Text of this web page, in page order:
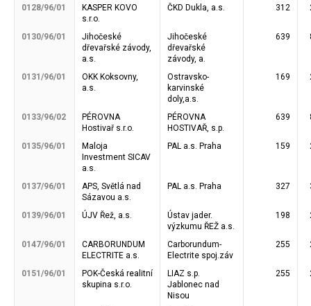
0128/96/01
KASPER KOVO
s.r.o.
ČKD Dukla, a.s. 312
0130/96/01
Jihočeské
dřevařské závody,
a.s.
Jihočeské
dřevařské
závody, a.
639
0131/96/01
OKK Koksovny,
a.s.
Ostravsko-
karvinské
doly,a.s.
169
0133/96/02
PÉROVNA
Hostivař s.r.o.
PÉROVNA
HOSTIVAŘ, s.p.
639
0135/96/01
Maloja
Investment SICAV
a.s.
PAL a.s. Praha 159
0137/96/01
APS, Světlá nad
Sázavou a.s.
PAL a.s. Praha 327
0139/96/01 ÚJV Řež, a.s.
Ústav jader.
výzkumu ŘEŽ a.s.
198
0147/96/01
CARBORUNDUM
ELECTRITE a.s.
Carborundum-
Electrite spoj.záv
255
0151/96/01
POK-Česká realitní
skupina s.r.o.
LIAZ s.p.
Jablonec nad
Nisou
255